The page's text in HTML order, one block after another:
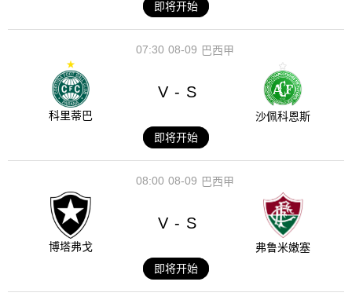
即将开始
08-09
07:30 巴西甲
科里蒂巴
V - S
沙佩科恩斯
即将开始
08-09
08:00 巴西甲
博塔弗戈
V - S
弗鲁米嫩塞
即将开始